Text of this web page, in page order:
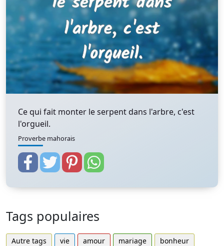
Ce qui fait monter le serpent dans l'arbre, c'est
l'orgueil.
Proverbe mahorais
Tags populaires
Autre tags vie amour mariage
bonheur